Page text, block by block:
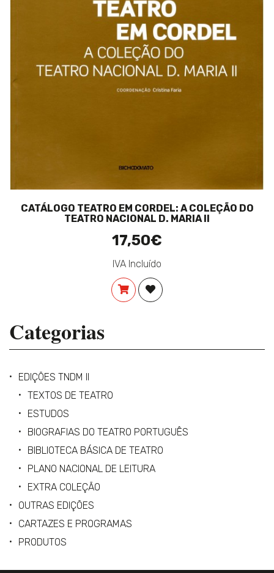
CATÁLOGO TEATRO EM CORDEL: A COLEÇÃO DO
TEATRO NACIONAL D. MARIA II
17,50€
IVA Incluído
COMPRARADICIONAR À LISTA DE
Categorias
EDIÇÕES TNDM II
TEXTOS DE TEATRO
ESTUDOS
BIOGRAFIAS DO TEATRO PORTUGUÊS
BIBLIOTECA BÁSICA DE TEATRO
PLANO NACIONAL DE LEITURA
EXTRA COLEÇÃO
OUTRAS EDIÇÕES
CARTAZES E PROGRAMAS
PRODUTOS